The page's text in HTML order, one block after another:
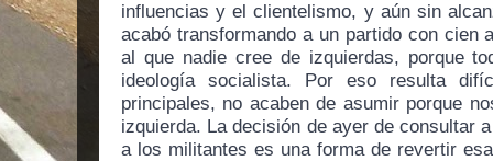
influencias y el clientelismo, y aún sin
acabó transformando a un partido con cien
al que nadie cree de izquierdas, porque
ideología socialista. Por eso resulta
principales, no acaben de asumir porque
izquierda. La decisión de ayer de consultar
a los militantes es una forma de revertir